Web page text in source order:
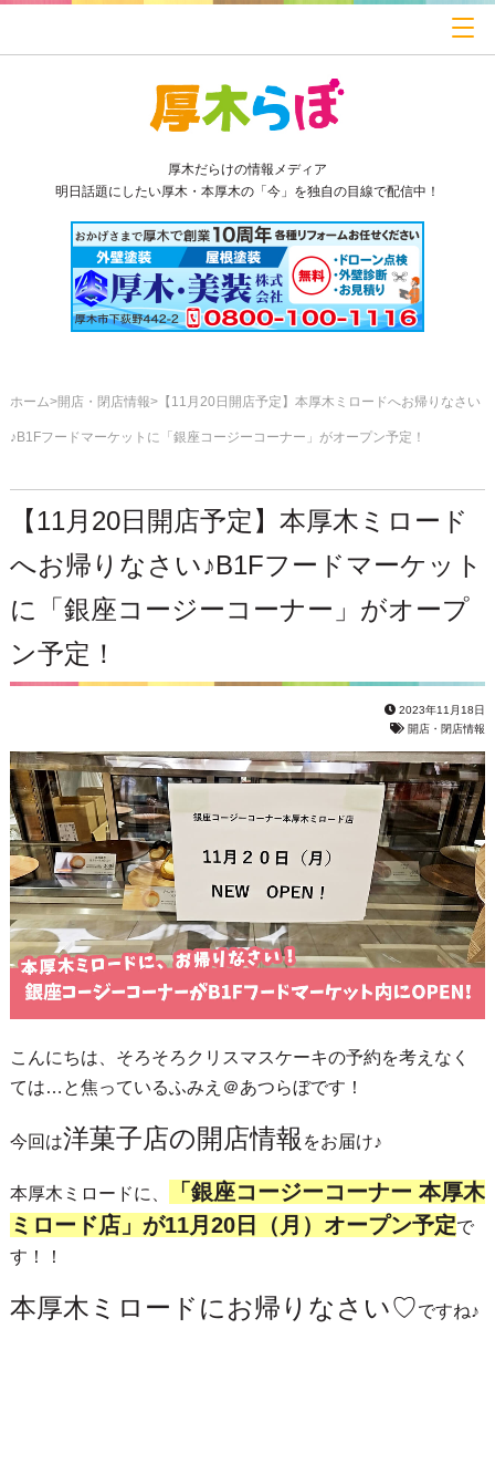
厚木だらけの情報メディア
明日話題にしたい厚木・本厚木の「今」を独自の目線で配信中！
ホーム 開店・閉店情報 【11月20日開店予定】本厚木ミロードへお帰りなさい
♪B1Fフードマーケットに「銀座コージーコーナー」がオープン予定！
【11月20日開店予定】本厚木ミロード
へお帰りなさい♪B1Fフードマーケット
に「銀座コージーコーナー」がオープ
ン予定！
2023年11月18日
開店・閉店情報
こんにちは、そろそろクリスマスケーキの予約を考えなく
ては…と焦っているふみえ＠あつらぼです！
今回は洋菓子店の開店情報 をお届け♪
本厚木ミロードに、
「銀座コージーコーナー 本厚木
ミロード店」が11月20日（月）オープン予定で
す！！
本厚木ミロードにお帰りなさい♡ですね♪